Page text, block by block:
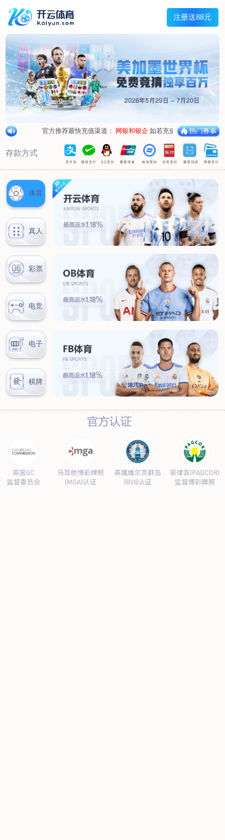
Menu
网站首页
关于我们
产品中心
荣誉资质
厂区设备
人才招聘
新闻中心
销售网点